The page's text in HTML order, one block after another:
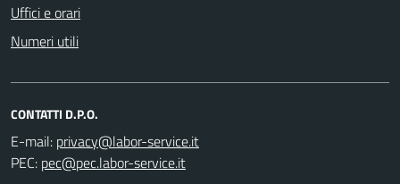
Uffici e orari
Numeri utili
CONTATTI D.P.O.
E-mail:
PEC: